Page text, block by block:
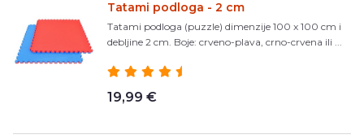
Tatami podloga - 2 cm
Tatami podloga (puzzle) dimenzije 100 x 100 cm i
debljine 2 cm. Boje: crveno-plava, crno-crvena ili ...
19,99 €